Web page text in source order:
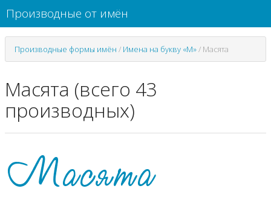
Производные от имён
Производные формы имён / Имена на букву «М»/ Масята
Масята (всего 43
производных)